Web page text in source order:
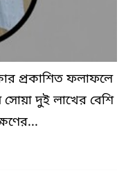
প্রকাশিত ফলাফলে
সোয়া দুই লাখের বেশি